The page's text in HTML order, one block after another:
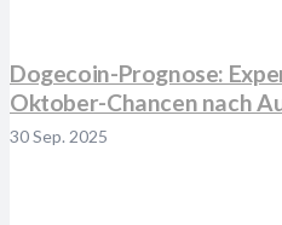
Dogecoin-Prognose:
Oktober-Chancen nach
30 Sep. 2025